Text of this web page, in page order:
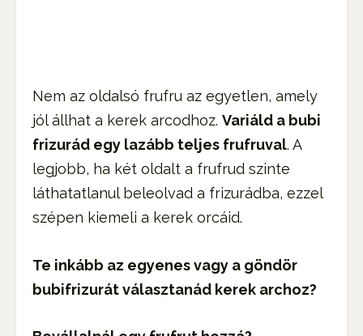
Nem az oldalsó frufru az egyetlen, amely
jól állhat a kerek arcodhoz.Variáld a bubi
frizurád egy lazább teljes frufruval. A
legjobb, ha két oldalt a frufrud szinte
láthatatlanul beleolvad a frizurádba, ezzel
szépen kiemeli a kerek orcáid.
Te inkább az egyenes vagy a göndör
bubifrizurát választanád kerek archoz?